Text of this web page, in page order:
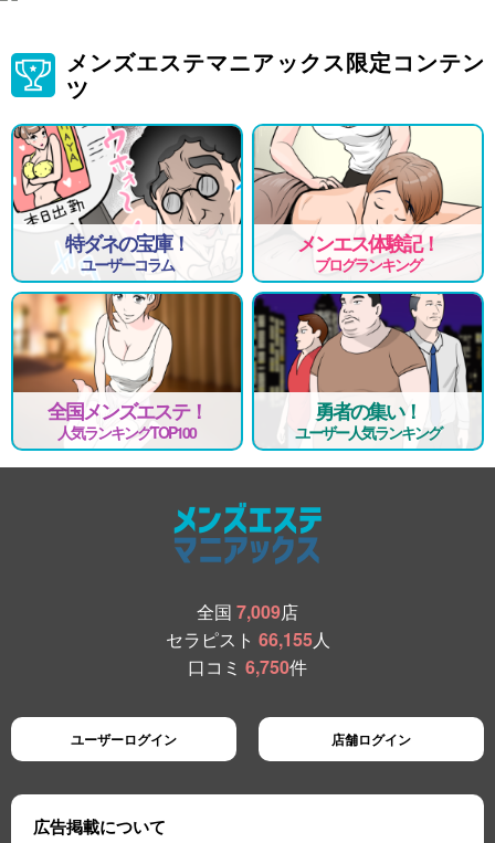
メンズエステマニアックス限定コンテン
ツ
特ダネの宝庫！
ユーザーコラム
メンエス体験記！
ブログランキング
全国メンズエステ！
人気ランキングTOP100
勇者の集い！
ユーザー人気ランキング
全国 7,009店
セラピスト 66,155人
口コミ 6,750件
ユーザーログイン 店舗ログイン
広告掲載について